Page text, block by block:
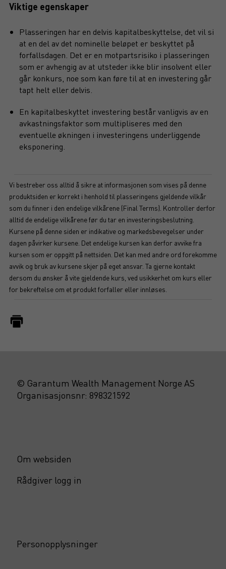
Viktige egenskaper
Plasseringen har en delvis kapitalbeskyttelse, det vil si
at en del av det nominelle beløpet er beskyttet på
forfallsdagen. Det er en motpartsrisiko i plasseringen
som er avhengig av at utsteder ikke blir insolvent eller
går konkurs, noe som kan føre til at en investering går
tapt helt eller delvis.
En kapitalbeskyttet investering består vanligvis av en
avkastningsfaktor som multipliseres med den
eventuelle økningen i investeringens underliggende
eksponering.
Vi bestreber oss alltid å sikre at informasjonen som vises på denne
produktsiden er korrekt i henhold til plasseringens gjeldende vilkår
som du finner i den endelige vilkårene (Final Terms). Kontroller derfor
alltid de endelige vilkårene før du tar en investeringsbeslutning.
Kursene på denne siden er indikative og markedsbevegelser under
dagen påvirker kursene. Det endelige kursen kan derfor avvike fra
kursen som er oppgitt på nettsiden. Det kan med andre ord forekomme
avvik og bruk av kursene skjer på eget ansvar. Ta gjerne kontakt
dersom du ønsker å vite gjeldende kurs, ved usikkerhet om kurs eller
for bekreftelse om et produkt forfaller eller innløses.
© Garantum Wealth Management Norge AS
Organisasjonsnr: 898321592
Om websiden
Rådgiver logg in
Personopplysninger